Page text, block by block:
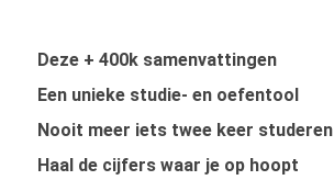
Deze + 400k samenvattingen
Een unieke studie- en oefentool
Nooit meer iets twee keer studeren
Haal de cijfers waar je op hoopt